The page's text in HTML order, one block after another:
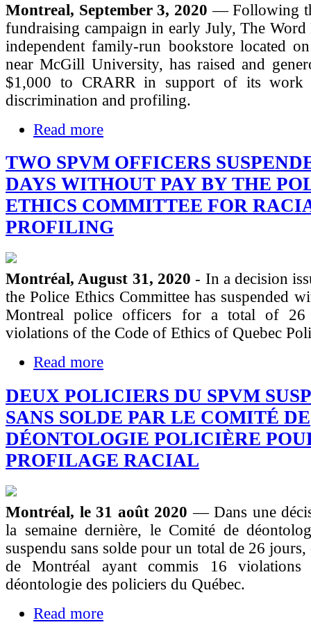
Montreal, September 3, 2020— Following
fundraising campaign in early July, The Word
independent family-run bookstore located
near McGill University, has raised and
$1,000 to CRARR in support of its work
discrimination and profiling.
Read more
TWO SPVM OFFICERS
DAYS WITHOUT PAY BY THE
ETHICS COMMITTEE FOR
PROFILING
Montréal, August 31, 2020- In a decision
the Police Ethics Committee has suspended
Montreal police officers for a total of
violations of the Code of Ethics of Quebec
Read more
DEUX POLICIERS DU SPVM
SANS SOLDE PAR LE COMITÉ DE
DÉONTOLOGIE POLICIÈRE
PROFILAGE RACIAL
Montréal, le 31 août 2020— Dans une
la semaine dernière, le Comité de
suspendu sans solde pour un total de 26
de Montréal ayant commis 16
déontologie des policiers du Québec.
Read more